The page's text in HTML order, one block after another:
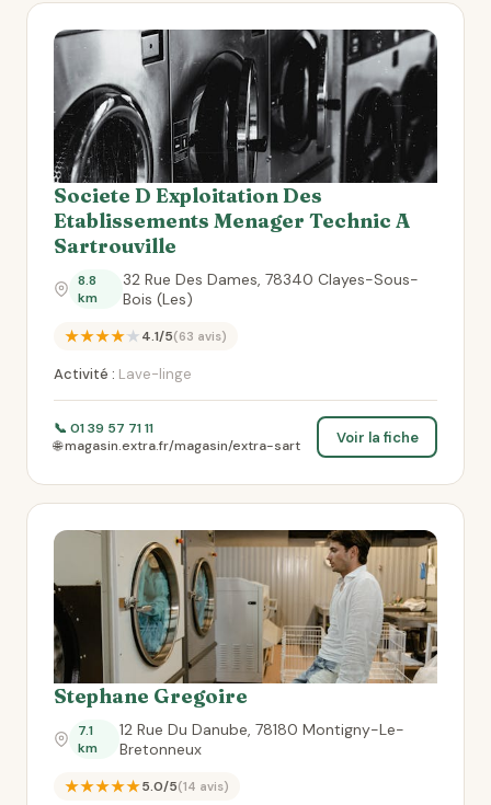
Societe D Exploitation Des
Etablissements Menager Technic A
Sartrouville
8.8
km
32 Rue Des Dames, 78340 Clayes-Sous-
Bois (Les)
★★★★★4.1/5(63 avis)
Activité : Lave-linge
📞 01 39 57 71 11
🌐 magasin.extra.fr/magasin/extra-sart
Voir la fiche
Stephane Gregoire
7.1
km
12 Rue Du Danube, 78180 Montigny-Le-
Bretonneux
★★★★★5.0/5(14 avis)